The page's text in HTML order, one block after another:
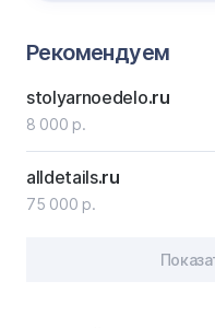
Рекомендуем
stolyarnoedelo.ru
8 000 р.
alldetails.ru
75 000 р.